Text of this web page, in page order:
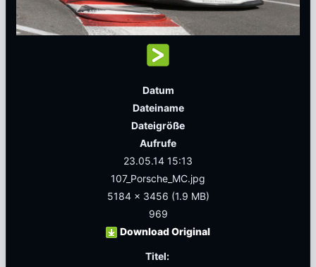
Datum
Dateiname
Dateigröße
Aufrufe
23.05.14 15:13
107_Porsche_MC.jpg
5184 x 3456 (1.9 MB)
969
Download Original
Titel: